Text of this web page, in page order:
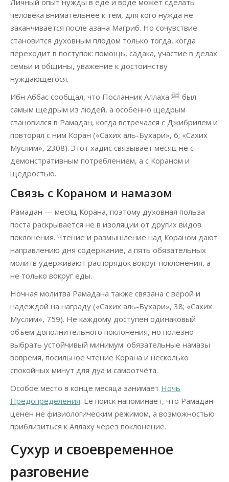
человека внимательнее к тем, для кого нужда не
заканчивается после азана Магриб. Но сочувствие
становится духовным плодом только тогда, когда
переходит в поступок: помощь, садака, участие в делах
семьи и общины, уважение к достоинству
нуждающегося.
Ибн Аббас сообщал, что Посланник Аллаха ﷺ был
самым щедрым из людей, а особенно щедрым
становился в Рамадан, когда встречался с Джибрилем и
повторял с ним Коран («Сахих аль-Бухари», 6; «Сахих
Муслим», 2308). Этот хадис связывает месяц не с
демонстративным потреблением, а с Кораном и
щедростью.
Связь с Кораном и намазом
Рамадан — месяц Корана, поэтому духовная польза
поста раскрывается не в изоляции от других видов
поклонения. Чтение и размышление над Кораном дают
направлению дня содержание, а пять обязательных
молитв удерживают распорядок вокруг поклонения, а
не только вокруг еды.
Ночная молитва Рамадана также связана с верой и
надеждой на награду («Сахих аль-Бухари», 38; «Сахих
Муслим», 759). Не каждому доступен одинаковый
объём дополнительного поклонения, но полезно
выбрать устойчивый минимум: обязательные намазы
вовремя, посильное чтение Корана и несколько
спокойных минут для дуа и самоотчёта.
Особое место в конце месяца занимает Ночь
Предопределения. Её поиск напоминает, что Рамадан
ценен не физиологическим режимом, а возможностью
приблизиться к Аллаху через поклонение.
Сухур и своевременное
разговение